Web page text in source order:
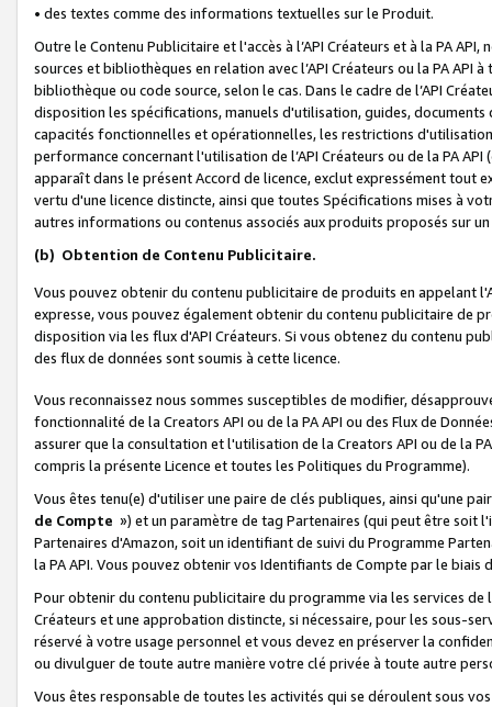
• des textes comme des informations textuelles sur le Produit.
Outre le Contenu Publicitaire et l'accès à l’API Créateurs et à la PA
sources et bibliothèques en relation avec l’API Créateurs ou la PA
bibliothèque ou code source, selon le cas. Dans le cadre de l’API
disposition les spécifications, manuels d'utilisation, guides,
capacités fonctionnelles et opérationnelles, les restrictions
performance concernant l'utilisation de l’API Créateurs ou de la PA
apparaît dans le présent Accord de licence, exclut expressément tout
vertu d'une licence distincte, ainsi que toutes Spécifications mises à
autres informations ou contenus associés aux produits proposés sur
(b) Obtention de Contenu Publicitaire.
Vous pouvez obtenir du contenu publicitaire de produits en appelant
expresse, vous pouvez également obtenir du contenu publicitaire de
disposition via les flux d'API Créateurs. Si vous obtenez du contenu
des flux de données sont soumis à cette licence.
Vous reconnaissez nous sommes susceptibles de modifier,
fonctionnalité de la Creators API ou de la PA API ou des Flux de
assurer que la consultation et l'utilisation de la Creators API ou de la
compris la présente Licence et toutes les Politiques du Programme).
Vous êtes tenu(e) d'utiliser une paire de clés publiques, ainsi qu'une
de Compte ») et un paramètre de tag Partenaires (qui peut être soit
Partenaires d'Amazon, soit un identifiant de suivi du Programme
la PA API. Vous pouvez obtenir vos Identifiants de Compte par le biais
Pour obtenir du contenu publicitaire du programme via les services
Créateurs et une approbation distincte, si nécessaire, pour les sous-
réservé à votre usage personnel et vous devez en préserver la
ou divulguer de toute autre manière votre clé privée à toute autre
Vous êtes responsable de toutes les activités qui se déroulent sous